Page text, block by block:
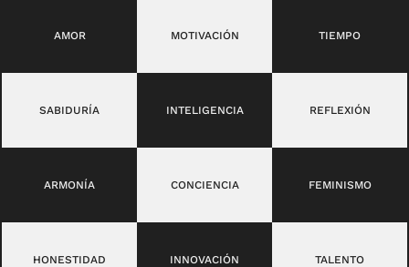
AMOR MOTIVACIÓN TIEMPO
SABIDURÍA INTELIGENCIA REFLEXIÓN
ARMONÍA CONCIENCIA FEMINISMO
HONESTIDAD INNOVACIÓN TALENTO